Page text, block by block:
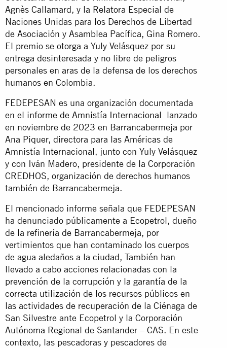
Agnès Callamard, y la Relatora Especial de
Naciones Unidas para los Derechos de Libertad
de Asociación y Asamblea Pacífica, Gina Romero.
El premio se otorga a Yuly Velásquez por su
entrega desinteresada y no libre de peligros
personales en aras de la defensa de los derechos
humanos en Colombia.
FEDEPESAN es una organización documentada
en el informe de Amnistía Internacional lanzado
en noviembre de 2023 en Barrancabermeja por
Ana Piquer, directora para las Américas de
Amnistía Internacional, junto con Yuly Velásquez
y con Iván Madero, presidente de la Corporación
CREDHOS, organización de derechos humanos
también de Barrancabermeja.
El mencionado informe señala que FEDEPESAN
ha denunciado públicamente a Ecopetrol, dueño
de la refinería de Barrancabermeja, por
vertimientos que han contaminado los cuerpos
de agua aledaños a la ciudad, También han
llevado a cabo acciones relacionadas con la
prevención de la corrupción y la garantía de la
correcta utilización de los recursos públicos en
las actividades de recuperación de la Ciénaga de
San Silvestre ante Ecopetrol y la Corporación
Autónoma Regional de Santander – CAS. En este
contexto, las pescadoras y pescadores de